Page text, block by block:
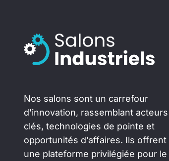
Nos salons sont un carrefour
d’innovation, rassemblant acteurs
clés, technologies de pointe et
opportunités d’affaires. Ils offrent
une plateforme privilégiée pour le